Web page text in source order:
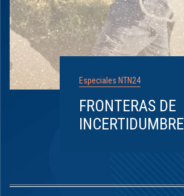
Especiales NTN24
FRONTERAS DE
INCERTIDUMBRE